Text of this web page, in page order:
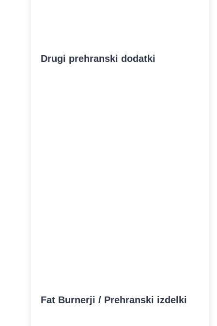
Drugi prehranski dodatki
Fat Burnerji / Prehranski izdelki